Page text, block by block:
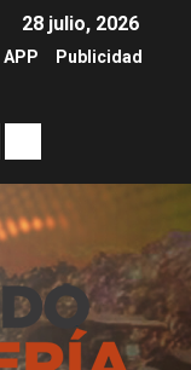
28 julio, 2026
APP
Publicidad